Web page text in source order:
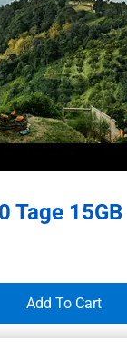
Tage 15GB
Add To Cart